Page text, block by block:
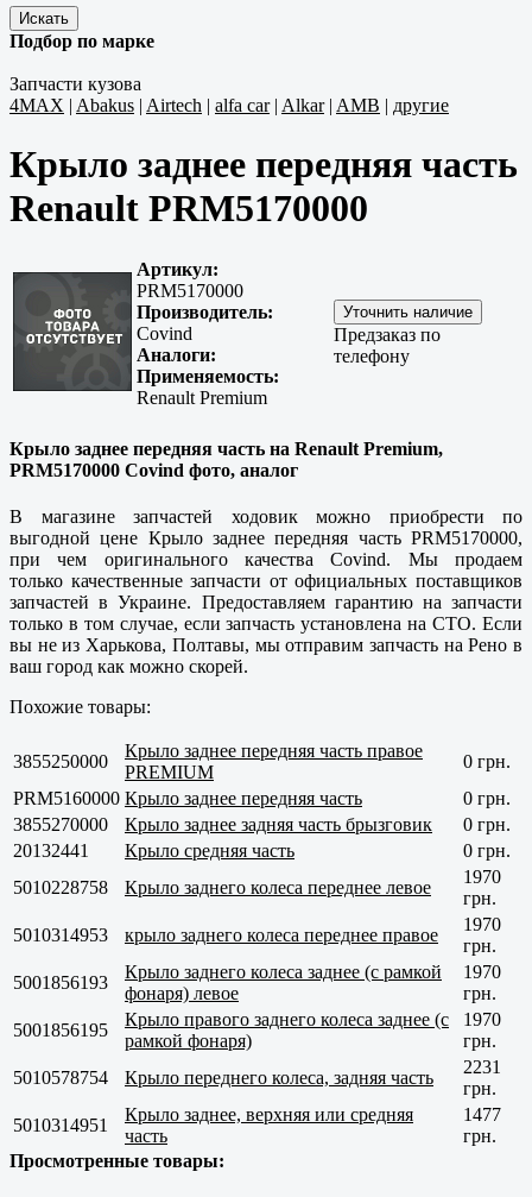
Подбор по марке
Запчасти кузова
4MAX | Abakus | Airtech | alfa car| Alkar| AMB | другие
Крыло заднее передняя часть
Renault PRM5170000
Артикул:
PRM5170000
Производитель:
Covind
Аналоги:
Применяемость:
Renault Premium
Предзаказ по
телефону
Крыло заднее передняя часть на Renault Premium,
PRM5170000 Covind фото, аналог
В магазине запчастей ходовик можно приобрести по
выгодной цене Крыло заднее передняя часть PRM5170000,
при чем оригинального качества Covind. Мы продаем
только качественныезапчасти от официальных поставщиков
запчастей в Украине. Предоставляем гарантию на запчасти
только в том случае, если запчасть установлена на СТО. Если
вы не из Харькова, Полтавы, мы отправим запчасть на Рено в
ваш город как можно скорей.
Похожие товары:
3855250000
Крыло заднее передняя часть правое
PREMIUM
0 грн.
PRM5160000 Крыло заднее передняя часть
0 грн.
3855270000
Крыло заднее задняя часть брызговик
0 грн.
20132441
Крыло средняя часть
0 грн.
5010228758
Крыло заднего колеса переднее левое
1970
грн.
5010314953
крыло заднего колеса переднее правое
1970
грн.
5001856193
Крыло заднего колеса заднее (с рамкой
фонаря) левое
1970
грн.
5001856195
Крыло правого заднего колеса заднее (с
рамкой фонаря)
1970
грн.
5010578754
Крыло переднего колеса, задняя часть
2231
грн.
5010314951
Крыло заднее, верхняя или средняя
часть
1477
грн.
Просмотренные товары: